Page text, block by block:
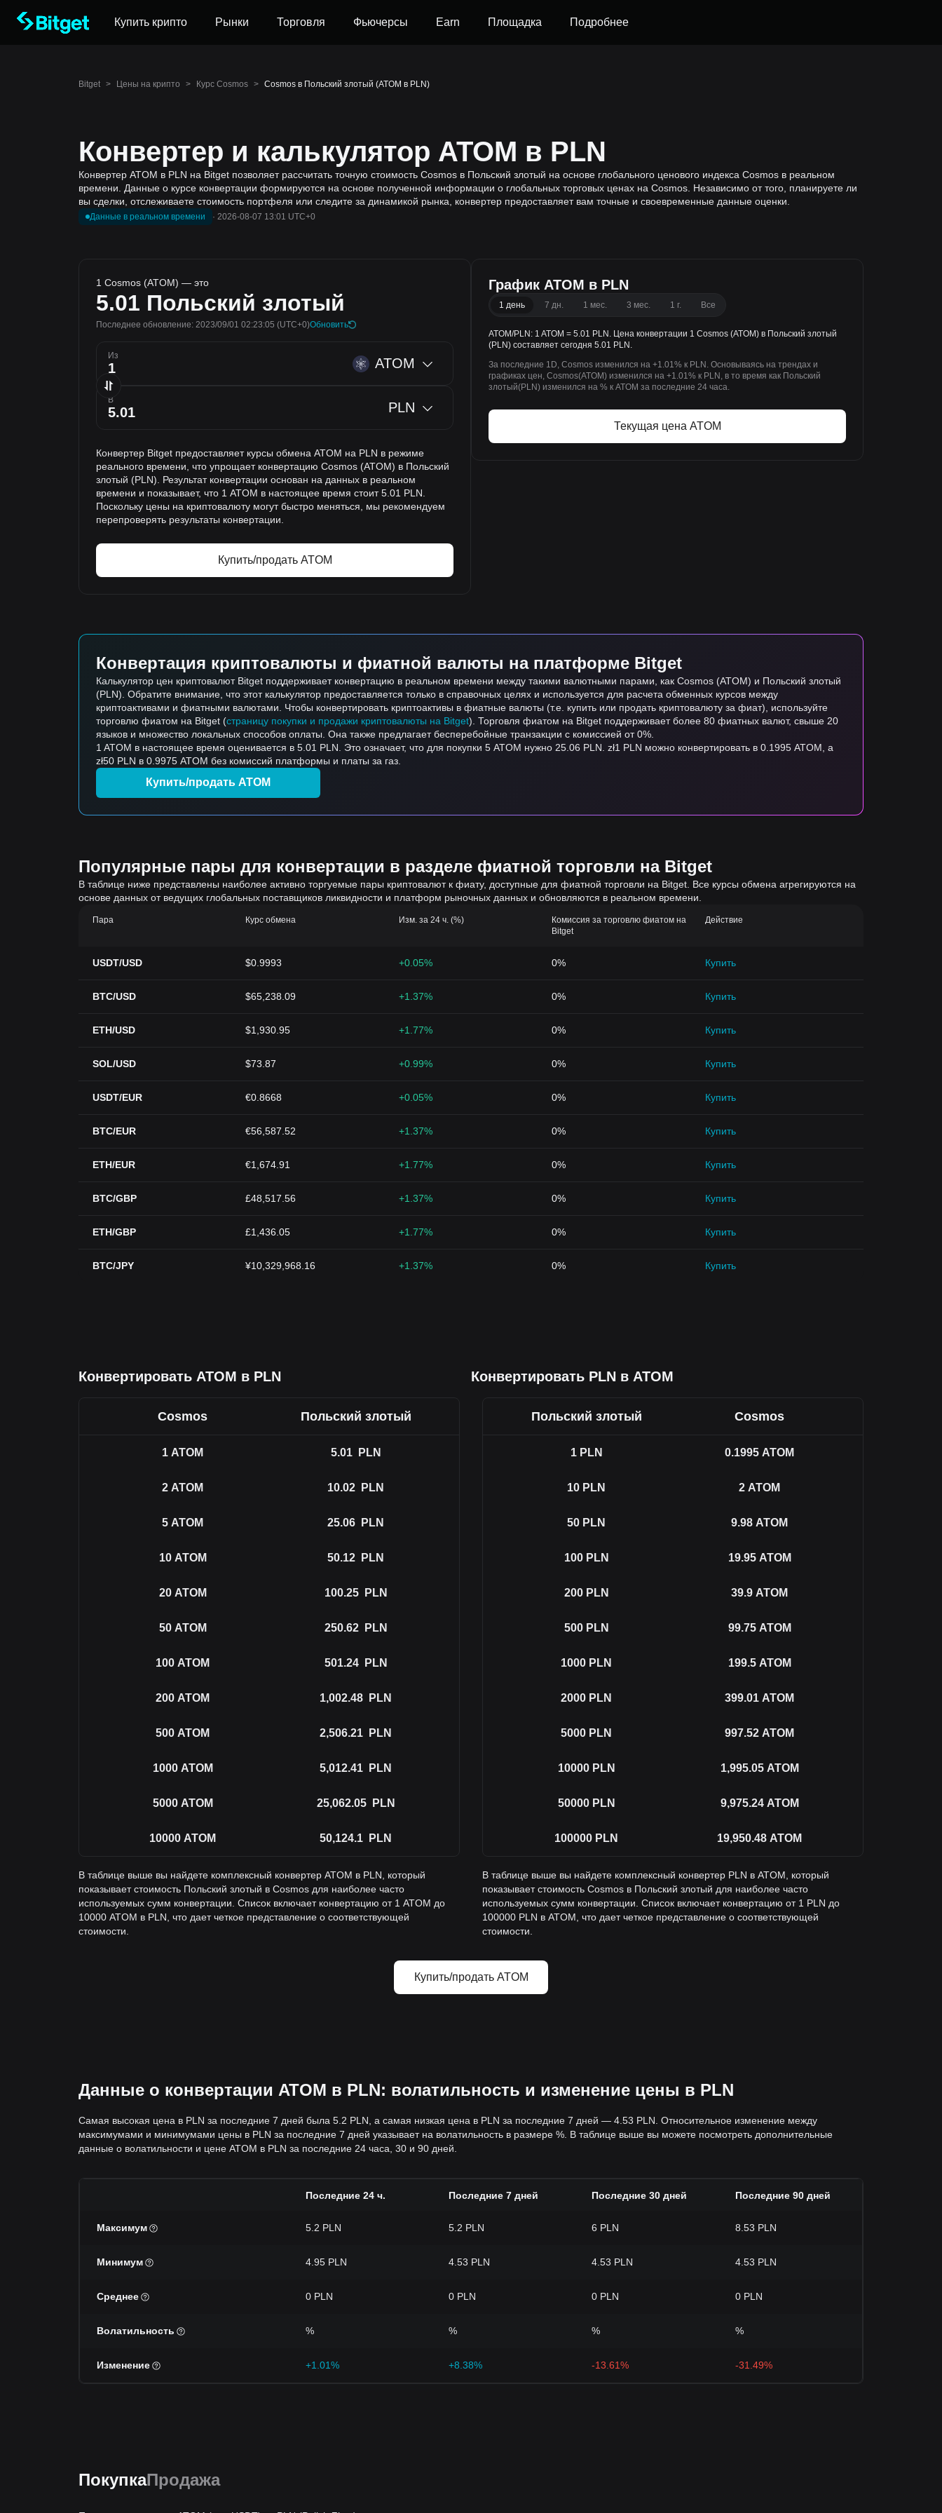
Купить крипто Рынки Торговля Фьючерсы Earn Площадка Подробнее
Bitget > Цены на крипто > Курс Cosmos > Cosmos в Польский злотый (ATOM в PLN)
Конвертер и калькулятор ATOM в PLN
Конвертер ATOM в PLN на Bitget позволяет рассчитать точную стоимость Cosmos в Польский злотый на основе глобального ценового индекса Cosmos в реальном
времени. Данные о курсе конвертации формируются на основе полученной информации о глобальных торговых ценах на Cosmos. Независимо от того, планируете ли
вы сделки, отслеживаете стоимость портфеля или следите за динамикой рынка, конвертер предоставляет вам точные и своевременные данные оценки.
Данные в реальном времени · 2026-08-07 13:01 UTC+0
1 Cosmos (ATOM) — это
5.01 Польский злотый
Последнее обновление: 2023/09/01 02:23:05 (UTC+0)Обновить
Из ATOM
В PLN
Конвертер Bitget предоставляет курсы обмена ATOM на PLN в режиме
реального времени, что упрощает конвертацию Cosmos (ATOM) в Польский
злотый (PLN). Результат конвертации основан на данных в реальном
времени и показывает, что 1 ATOM в настоящее время стоит 5.01 PLN.
Поскольку цены на криптовалюту могут быстро меняться, мы рекомендуем
перепроверять результаты конвертации.
Купить/продать ATOM
График ATOM в PLN
1 день 7 дн. 1 мес. 3 мес. 1 г. Все
ATOM/PLN: 1 ATOM = 5.01 PLN. Цена конвертации 1 Cosmos (ATOM) в Польский злотый
(PLN) составляет сегодня 5.01 PLN.
За последние 1D, Cosmos изменился на +1.01% к PLN. Основываясь на трендах и
графиках цен, Cosmos(ATOM) изменился на +1.01% к PLN, в то время как Польский
злотый(PLN) изменился на % к ATOM за последние 24 часа.
Текущая цена ATOM
Конвертация криптовалюты и фиатной валюты на платформе Bitget
Калькулятор цен криптовалют Bitget поддерживает конвертацию в реальном времени между такими валютными парами, как Cosmos (ATOM) и Польский злотый
(PLN). Обратите внимание, что этот калькулятор предоставляется только в справочных целях и используется для расчета обменных курсов между
криптоактивами и фиатными валютами. Чтобы конвертировать криптоактивы в фиатные валюты (т.е. купить или продать криптовалюту за фиат), используйте
торговлю фиатом на Bitget (страницу покупки и продажи криптовалюты на Bitget). Торговля фиатом на Bitget поддерживает более 80 фиатных валют, свыше 20
языков и множество локальных способов оплаты. Она также предлагает бесперебойные транзакции с комиссией от 0%.
1 ATOM в настоящее время оценивается в 5.01 PLN. Это означает, что для покупки 5 ATOM нужно 25.06 PLN. zł1 PLN можно конвертировать в 0.1995 ATOM, а
zł50 PLN в 0.9975 ATOM без комиссий платформы и платы за газ.
Купить/продать ATOM
Популярные пары для конвертации в разделе фиатной торговли на Bitget
В таблице ниже представлены наиболее активно торгуемые пары криптовалют к фиату, доступные для фиатной торговли на Bitget. Все курсы обмена агрегируются на
основе данных от ведущих глобальных поставщиков ликвидности и платформ рыночных данных и обновляются в реальном времени.
Пара Курс обмена Изм. за 24 ч. (%)
Комиссия за торговлю фиатом на
Bitget
Действие
USDT/USD $0.9993 +0.05% 0% Купить
BTC/USD $65,238.09 +1.37% 0% Купить
ETH/USD $1,930.95 +1.77% 0% Купить
SOL/USD $73.87 +0.99% 0% Купить
USDT/EUR €0.8668 +0.05% 0% Купить
BTC/EUR €56,587.52 +1.37% 0% Купить
ETH/EUR €1,674.91 +1.77% 0% Купить
BTC/GBP £48,517.56 +1.37% 0% Купить
ETH/GBP £1,436.05 +1.77% 0% Купить
BTC/JPY ¥10,329,968.16 +1.37% 0% Купить
Конвертировать ATOM в PLN Конвертировать PLN в ATOM
Cosmos Польский злотый
1 ATOM 5.01 PLN
2 ATOM 10.02 PLN
5 ATOM 25.06 PLN
10 ATOM 50.12 PLN
20 ATOM 100.25 PLN
50 ATOM 250.62 PLN
100 ATOM 501.24 PLN
200 ATOM 1,002.48 PLN
500 ATOM 2,506.21 PLN
1000 ATOM 5,012.41 PLN
5000 ATOM 25,062.05 PLN
10000 ATOM 50,124.1 PLN
В таблице выше вы найдете комплексный конвертер ATOM в PLN, который
показывает стоимость Польский злотый в Cosmos для наиболее часто
используемых сумм конвертации. Список включает конвертацию от 1 ATOM до
10000 ATOM в PLN, что дает четкое представление о соответствующей
стоимости.
Польский злотый Cosmos
1 PLN 0.1995 ATOM
10 PLN 2 ATOM
50 PLN 9.98 ATOM
100 PLN 19.95 ATOM
200 PLN 39.9 ATOM
500 PLN 99.75 ATOM
1000 PLN 199.5 ATOM
2000 PLN 399.01 ATOM
5000 PLN 997.52 ATOM
10000 PLN 1,995.05 ATOM
50000 PLN 9,975.24 ATOM
100000 PLN 19,950.48 ATOM
В таблице выше вы найдете комплексный конвертер PLN в ATOM, который
показывает стоимость Cosmos в Польский злотый для наиболее часто
используемых сумм конвертации. Список включает конвертацию от 1 PLN до
100000 PLN в ATOM, что дает четкое представление о соответствующей
стоимости.
Купить/продать ATOM
Данные о конвертации ATOM в PLN: волатильность и изменение цены в PLN
Самая высокая цена в PLN за последние 7 дней была 5.2 PLN, а самая низкая цена в PLN за последние 7 дней — 4.53 PLN. Относительное изменение между
максимумами и минимумами цены в PLN за последние 7 дней указывает на волатильность в размере %. В таблице выше вы можете посмотреть дополнительные
данные о волатильности и цене ATOM в PLN за последние 24 часа, 30 и 90 дней.
Последние 24 ч. Последние 7 дней Последние 30 дней Последние 90 дней
Максимум 5.2 PLN 5.2 PLN 6 PLN 8.53 PLN
Минимум 4.95 PLN 4.53 PLN 4.53 PLN 4.53 PLN
Среднее 0 PLN 0 PLN 0 PLN 0 PLN
Волатильность % % % %
Изменение +1.01% +8.38% -13.61% -31.49%
ПокупкаПродажа